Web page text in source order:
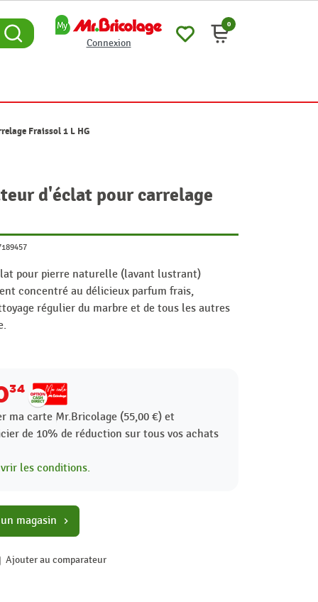
Connexion
0
Fraissol 1 L HG
d'éclat pour carrelage
pour pierre naturelle (lavant lustrant)
concentré au délicieux parfum frais,
régulier du marbre et de tous les autres
34
ma carte Mr.Bricolage (55,00 €) et
de 10% de réduction sur tous vos achats
les conditions.
magasin chevron_right
Ajouter au comparateur